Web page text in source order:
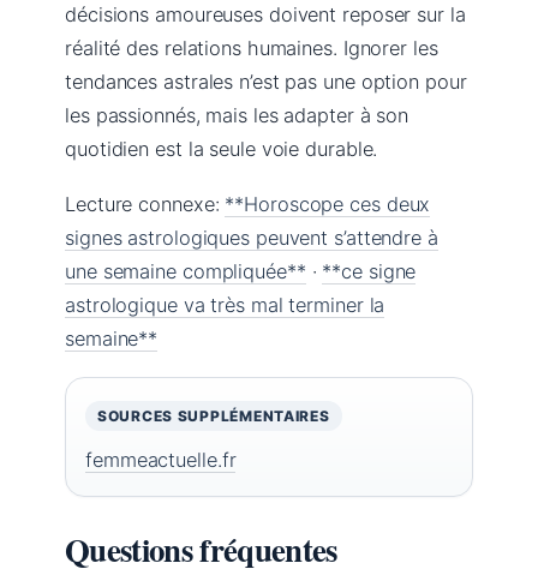
décisions amoureuses doivent reposer sur la
réalité des relations humaines. Ignorer les
tendances astrales n’est pas une option pour
les passionnés, mais les adapter à son
quotidien est la seule voie durable.
Lecture connexe: **Horoscope ces deux
signes astrologiques peuvent s’attendre à
une semaine compliquée** · **ce signe
astrologique va très mal terminer la
semaine**
SOURCES SUPPLÉMENTAIRES
femmeactuelle.fr
Questions fréquentes